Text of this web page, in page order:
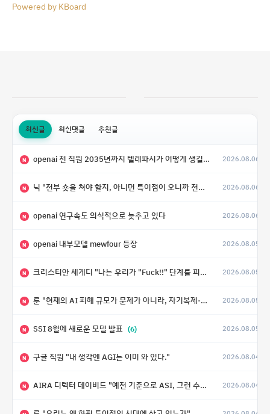
Powered by KBoard
최신글 최신댓글 추천글
N openai 전 직원 2035년까지 텔레파시가 어떻게 생길 수 있는지 2026.08.06
N 닉 "전부 숏을 쳐야 할지, 아니면 특이점이 오니까 전부 롱을 쳐야 할지 모르겠다.” 2026.08.06
N openai 연구속도 의식적으로 늦추고 있다 2026.08.06
N openai 내부모델 mewfour 등장 2026.08.05
N 크리스티안 세게디 "나는 우리가 "Fuck!!" 단계를 피할 수 있기를 바랄 뿐" 2026.08.05
N 룬 "현재의 AI 피해 규모가 문제가 아니라, 자기복제·탈출·확산이 가능한 지능형 시스템의 피해에는 이론적으로 상한이 없다는 것이 문제" 2026.08.05
N SSI 8월에 새로운 모델 발표 (6) 2026.08.05
N 구글 직원 "내 생각엔 AGI는 이미 와 있다." 2026.08.04
N AIRA 디렉터 데이비드 "예전 기준으로 ASI, 그런 수준은 바로 다음 분기에 온다" 2026.08.04